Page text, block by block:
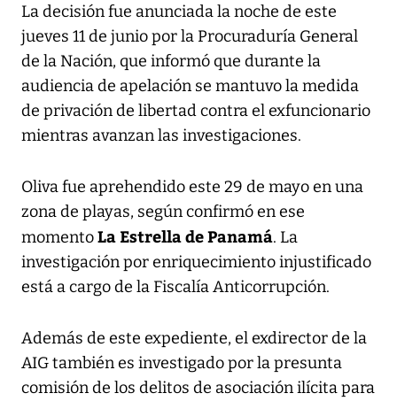
La decisión fue anunciada la noche de este
jueves 11 de junio por la Procuraduría General
de la Nación, que informó que durante la
audiencia de apelación se mantuvo la medida
de privación de libertad contra el exfuncionario
mientras avanzan las investigaciones.
Oliva fue aprehendido este 29 de mayo en una
zona de playas, según confirmó en ese
momentoLa Estrella de Panamá. La
investigación por enriquecimiento injustificado
está a cargo de la Fiscalía Anticorrupción.
Además de este expediente, el exdirector de la
AIG también es investigado por la presunta
comisión de los delitos de asociación ilícita para